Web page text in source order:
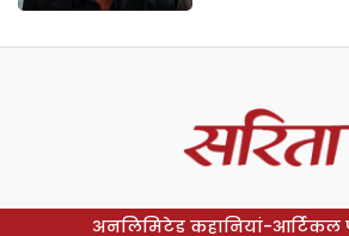
अनलिमिटेड कहानियां-